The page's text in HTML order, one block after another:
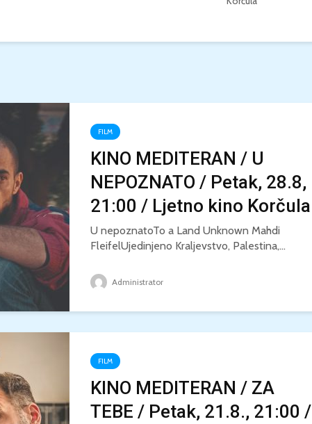
FILM
KINO MEDITERAN / U
NEPOZNATO / Petak, 28.8,
21:00 / Ljetno kino Korčula
U nepoznatoTo a Land Unknown Mahdi
FleifelUjedinjeno Kraljevstvo, Palestina,...
Administrator
FILM
KINO MEDITERAN / ZA
TEBE / Petak, 21.8., 21:00 /